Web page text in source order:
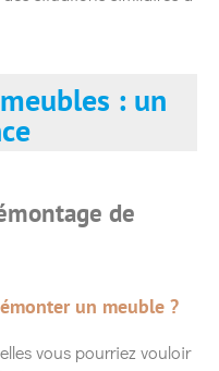
: un
de
un meuble ?
vous pourriez vouloir